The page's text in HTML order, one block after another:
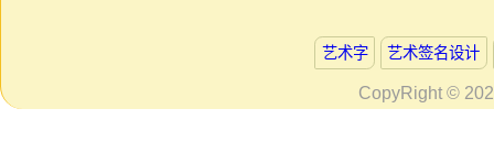
艺术字 艺术签名设计
CopyRight ©